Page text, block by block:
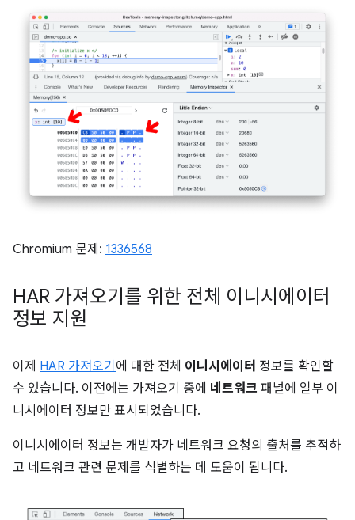
Chromium 문제: 1336568
HAR 가져오기를 위한 전체 이니시에이터
정보 지원
이제 HAR 가져오기 에 대한 전체 이니시에이터 정보를 확인할
수 있습니다. 이전에는 가져오기 중에 네트워크 패널에 일부 이
니시에이터 정보만 표시되었습니다.
이니시에이터 정보는 개발자가 네트워크 요청의 출처를 추적하
고 네트워크 관련 문제를 식별하는 데 도움이 됩니다.